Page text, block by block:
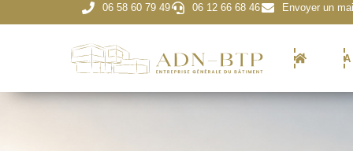
06 58 60 79 49 06 12 66 68 46 Envoyer un mail
A